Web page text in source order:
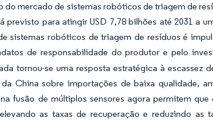
do mercado de sistemas robóticos de triagem de
previsto para atingir USD 7,78 bilhões até 2031 a
sistemas robóticos de triagem de resíduos é
de responsabilidade do produtor e pelo
tornou-se uma resposta estratégica à escassez
China sobre importações de baixa qualidade,
fusão de múltiplos sensores agora permitem
as taxas de recuperação e reduzindo as